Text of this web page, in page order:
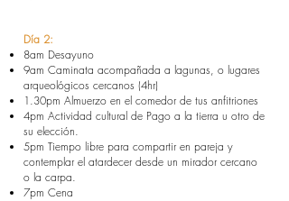
Día 2:
8am Desayuno
9am Caminata acompañada a lagunas, o lugares
arqueológicos cercanos (4hr)
1.30pm Almuerzo en el comedor de tus anfitriones
4pm Actividad cultural de Pago a la tierra u otro de
su elección.
5pm Tiempo libre para compartir en pareja y
contemplar el atardecer desde un mirador cercano
o la carpa.
7pm Cena